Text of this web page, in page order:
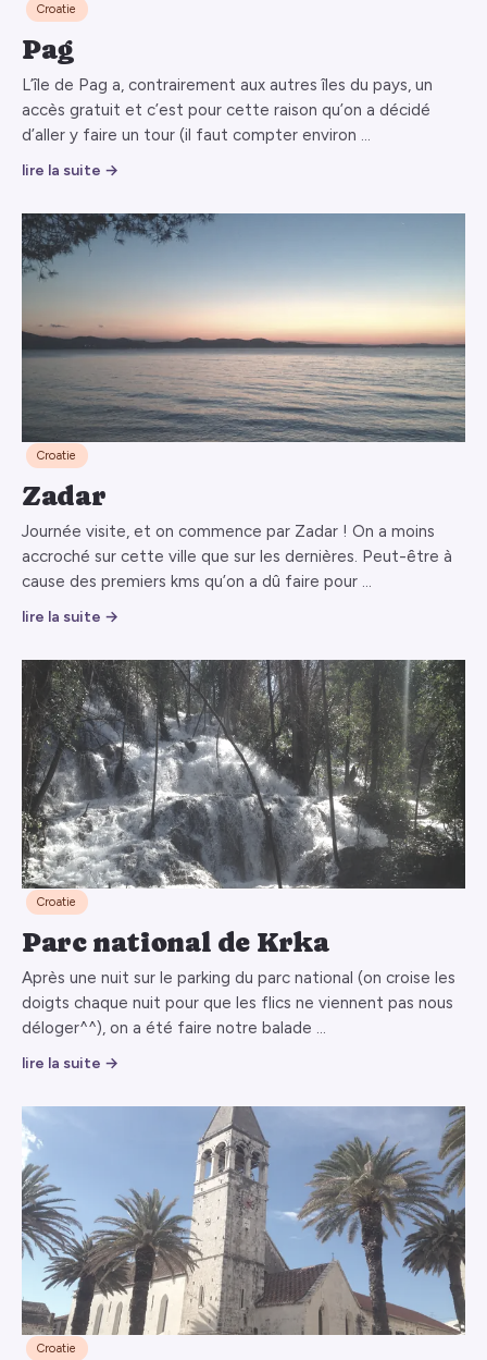
Croatie
Pag
L’île de Pag a, contrairement aux autres îles du pays, un
accès gratuit et c’est pour cette raison qu’on a décidé
d’aller y faire un tour (il faut compter environ …
lire la suite →
Croatie
Zadar
Journée visite, et on commence par Zadar ! On a moins
accroché sur cette ville que sur les dernières. Peut-être à
cause des premiers kms qu’on a dû faire pour …
lire la suite →
Croatie
Parc national de Krka
Après une nuit sur le parking du parc national (on croise les
doigts chaque nuit pour que les flics ne viennent pas nous
déloger^^), on a été faire notre balade …
lire la suite →
Croatie